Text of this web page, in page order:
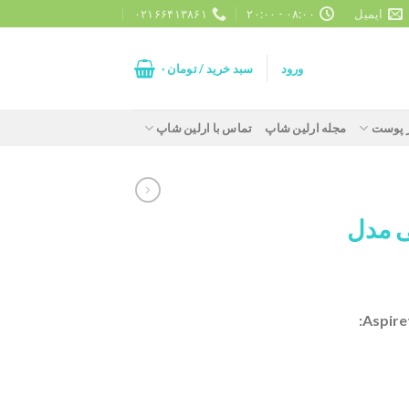
ایمیل ۰۸:۰۰ - ۲۰:۰۰ ۰۲۱۶۶۴۱۳۸۶۱
ورود سبد خرید /تومان ۰
پوست مجله ارلین شاپ تماس با ارلین شاپ
مدل